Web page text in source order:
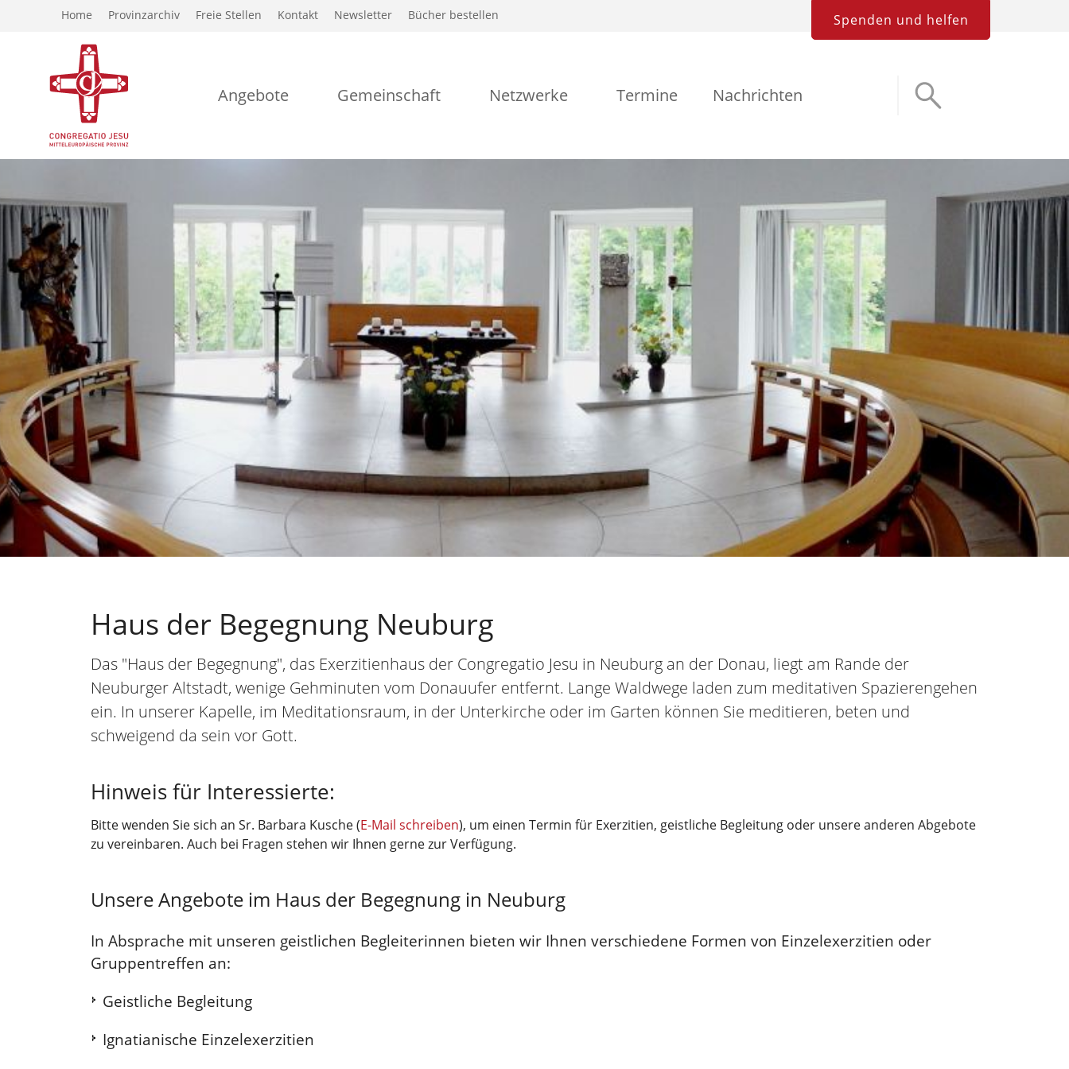
Home Provinzarchiv Freie Stellen Kontakt Newsletter Bücher bestellen Spenden und helfen
Angebote Gemeinschaft Netzwerke Termine Nachrichten
Haus der Begegnung Neuburg
Das "Haus der Begegnung", das Exerzitienhaus der Congregatio Jesu in Neuburg an der Donau, liegt am Rande der
Neuburger Altstadt, wenige Gehminuten vom Donauufer entfernt. Lange Waldwege laden zum meditativen Spazierengehen
ein. In unserer Kapelle, im Meditationsraum, in der Unterkirche oder im Garten können Sie meditieren, beten und
schweigend da sein vor Gott.
Hinweis für Interessierte:
Bitte wenden Sie sich an Sr. Barbara Kusche (E-Mail schreiben), um einen Termin für Exerzitien, geistliche Begleitung oder unsere anderen Abgebote
zu vereinbaren. Auch bei Fragen stehen wir Ihnen gerne zur Verfügung.
Unsere Angebote im Haus der Begegnung in Neuburg
In Absprache mit unseren geistlichen Begleiterinnen bieten wir Ihnen verschiedene Formen von Einzelexerzitien oder
Gruppentreffen an:
Geistliche Begleitung
Ignatianische Einzelexerzitien